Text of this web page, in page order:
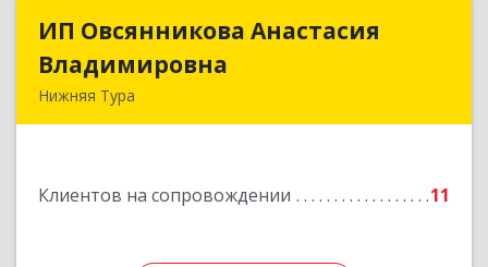
ИП Овсянникова Анастасия
Владимировна
Нижняя Тура
Клиентов на сопровождении 11
ИП Овсянникова Анастасия
Подробнее